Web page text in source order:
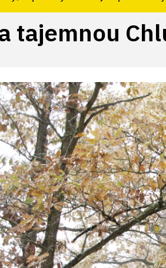
tajemnou